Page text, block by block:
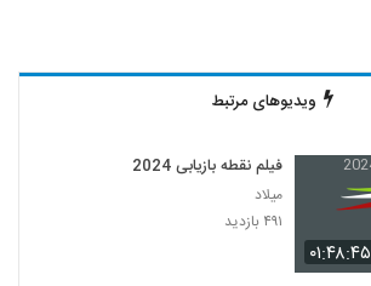
ویدیوهای مرتبط
۰۱:۴۸:۴۵
فیلم نقطه بازیابی 2024
میلاد
۴۹۱ بازدید